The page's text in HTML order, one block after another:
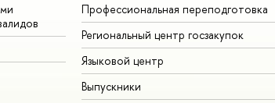
Профессиональная переподготовка
Региональный центр госзакупок
Языковой центр
Выпускники